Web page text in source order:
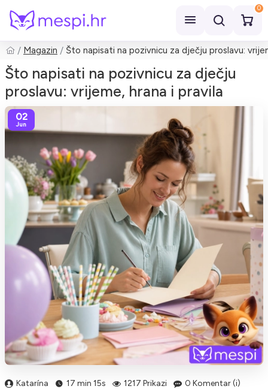
0
Pretraži
Magazin Što napisati na pozivnicu za dječju proslavu:
Što napisati na pozivnicu za dječju
proslavu: vrijeme, hrana i pravila
02
Jun
Katarína 17 min 15s 1217 Prikazi 0 Komentar (i)